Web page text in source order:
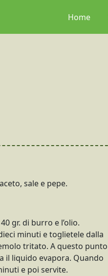
Home
sale e pepe.
gr. di burro e l’olio.
minuti e toglietele dalla
tritato. A questo punto
il liquido evapora. Quando
e poi servite.